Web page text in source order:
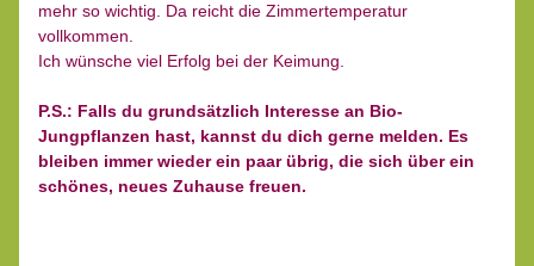
mehr so wichtig. Da reicht die Zimmertemperatur
vollkommen.
Ich wünsche viel Erfolg bei der Keimung.
P.S.: Falls du grundsätzlich Interesse an Bio-
Jungpflanzen hast, kannst du dich gerne melden. Es
bleiben immer wieder ein paar übrig, die sich über ein
schönes, neues Zuhause freuen.